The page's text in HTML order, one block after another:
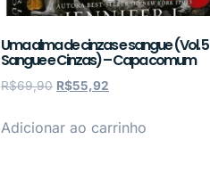
Uma alma de cinzas e sangue (Vol. 5
Sangue e Cinzas) – Capa comum
R$69,90 R$55,92
Adicionar ao carrinho